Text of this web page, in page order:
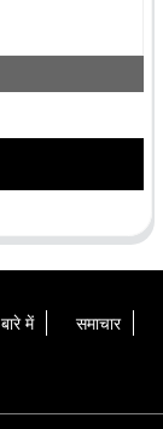
में
समाचार